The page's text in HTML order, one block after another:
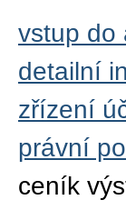
vstup do
detailní
zřízení
právní
ceník